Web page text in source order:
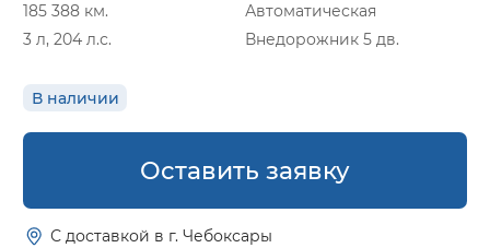
185 388 км.
Автоматическая
3 л, 204 л.с.
Внедорожник 5 дв.
В наличии
Оставить заявку
С доставкой в г. Чебоксары